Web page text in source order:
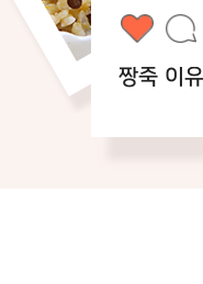
죽 이유식 맛있어요!!!